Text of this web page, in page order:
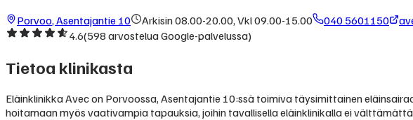
Porvoo, Asentajantie 10 Arkisin 08.00-20.00, Vkl 09.00-15.00 040 5601150
4.6(598 arvostelua Google-palvelussa)
Tietoa klinikasta
Eläinklinikka Avec on Porvoossa, Asentajantie 10:ssä toimiva täysimittainen
hoitamaan myös vaativampia tapauksia, joihin tavallisella eläinklinikalla ei